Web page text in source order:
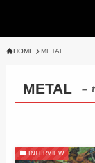
HOME METAL
METAL –
INTERVIEW